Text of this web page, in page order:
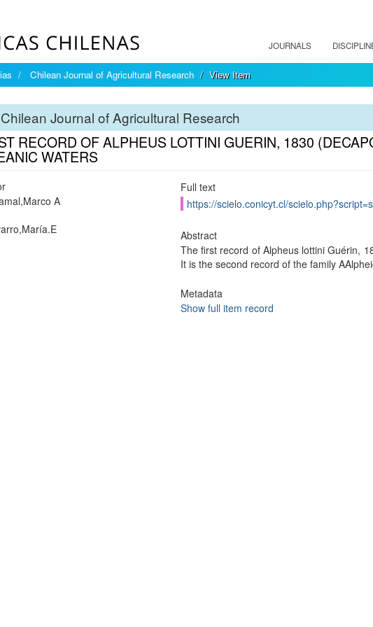
JOURNALS
Chilean Journal of Agricultural Research View Item
Chilean Journal of Agricultural Research
RECORD OF ALPHEUS LOTTINI GUERIN, 1830
WATERS
A
Full text
https://scielo.conicyt.cl/
Abstract
The first record of Alpheus lottini Guérin,
It is the second record of the family
Metadata
Show full item record